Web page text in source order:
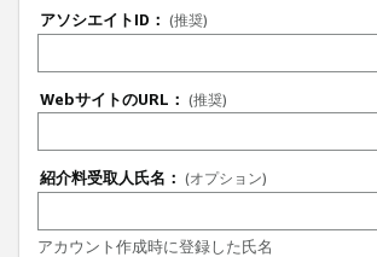
アソシエイトID： (推奨)
WebサイトのURL： (推奨)
紹介料受取人氏名： (オプション)
アカウント作成時に登録した氏名